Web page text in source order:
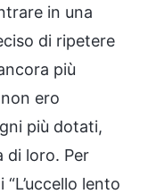
in una
di ripetere
più
ero
più dotati,
di loro. Per
lento